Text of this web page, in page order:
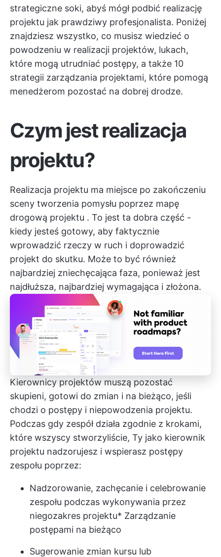
strategiczne soki, abyś mógł podbić realizację
projektu jak prawdziwy profesjonalista. Poniżej
znajdziesz wszystko, co musisz wiedzieć o
powodzeniu w realizacji projektów, lukach,
które mogą utrudniać postępy, a także 10
strategii zarządzania projektami, które pomogą
menedżerom pozostać na dobrej drodze.
Czym jest realizacja
projektu?
Realizacja projektu ma miejsce po zakończeniu
sceny tworzenia pomysłu poprzez mapę
drogową projektu . To jest ta dobra część -
kiedy jesteś gotowy, aby faktycznie
wprowadzić rzeczy w ruch i doprowadzić
projekt do skutku. Może to być również
najbardziej zniechęcająca faza, ponieważ jest
najdłuższa, najbardziej wymagająca i złożona.
Kierownicy projektów muszą pozostać
skupieni, gotowi do zmian i na bieżąco, jeśli
chodzi o postępy i niepowodzenia projektu.
Podczas gdy zespół działa zgodnie z krokami,
które wszyscy stworzyliście, Ty jako kierownik
projektu nadzorujesz i wspierasz postępy
zespołu poprzez:
Nadzorowanie, zachęcanie i celebrowanie
zespołu podczas wykonywania przez
niegozakres projektu* Zarządzanie
postępami na bieżąco
Sugerowanie zmian kursu lub